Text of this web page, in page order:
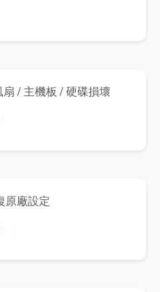
/ 主機板 / 硬碟損壞
原廠設定